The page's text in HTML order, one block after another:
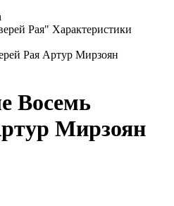
Восемь
Мирзоян